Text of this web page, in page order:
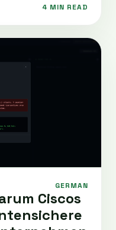
4 MIN READ
GERMAN
Ciscos